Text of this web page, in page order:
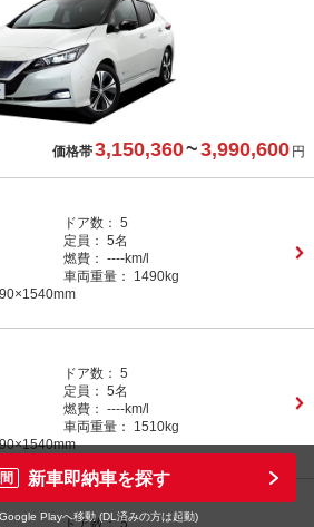
価格帯3,150,360~3,990,600 円
ドア数： 5
定員： 5名
燃費： ----km/l
車両重量：
1490kg
ドア数： 5
定員： 5名
燃費： ----km/l
車両重量：
1510kg
ドア数： 5
新車即納車を探す
Playへ移動 (DL済みの方は起動)